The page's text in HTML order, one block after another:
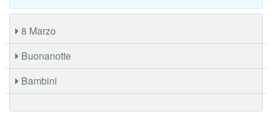
8 Marzo
Buonanotte
Bambini